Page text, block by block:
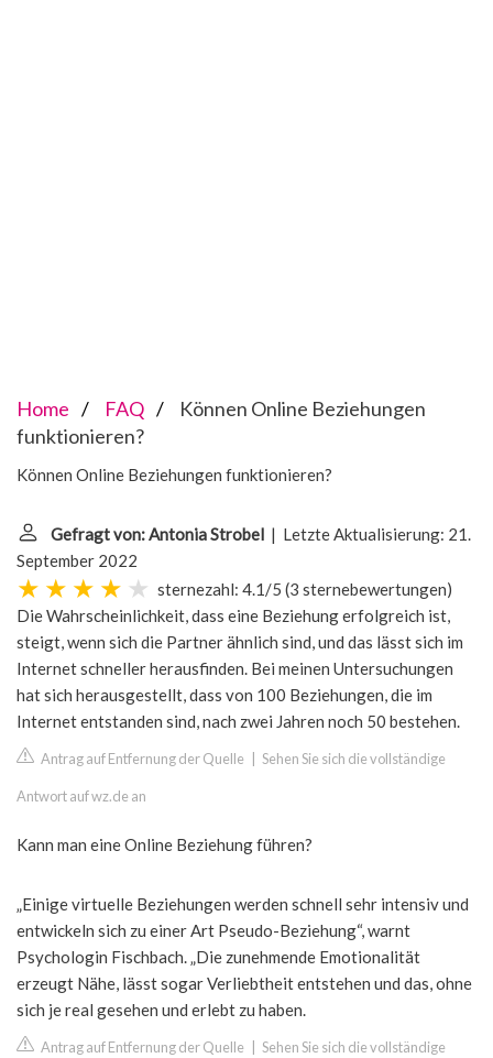
Home FAQ
Können Online Beziehungen
funktionieren?
Können Online Beziehungen funktionieren?
Gefragt von: Antonia Strobel | Letzte Aktualisierung: 21.
September 2022
sternezahl: 4.1/5 (3 sternebewertungen)
Die Wahrscheinlichkeit, dass eine Beziehung erfolgreich ist,
steigt, wenn sich die Partner ähnlich sind, und das lässt sich im
Internet schneller herausfinden. Bei meinen Untersuchungen
hat sich herausgestellt, dass von 100 Beziehungen, die im
Internet entstanden sind, nach zwei Jahren noch 50 bestehen.
Antrag auf Entfernung der Quelle Sehen Sie sich die vollständige
Antwort auf wz.de an
Kann man eine Online Beziehung führen?
„Einige virtuelle Beziehungen werden schnell sehr intensiv und
entwickeln sich zu einer Art Pseudo-Beziehung“, warnt
Psychologin Fischbach. „Die zunehmende Emotionalität
erzeugt Nähe, lässt sogar Verliebtheit entstehen und das, ohne
sich je real gesehen und erlebt zu haben.
Antrag auf Entfernung der Quelle Sehen Sie sich die vollständige